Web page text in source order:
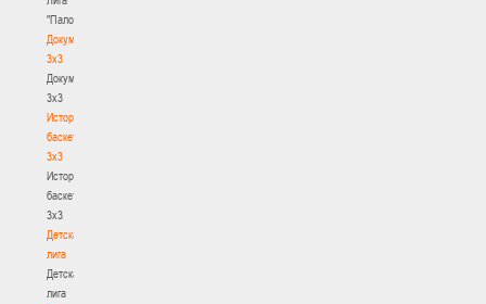
"Палова"
Документы
3х3
Документы
3х3
История
баскетбола
3х3
История
баскетбола
3х3
Детская
лига
Детская
лига